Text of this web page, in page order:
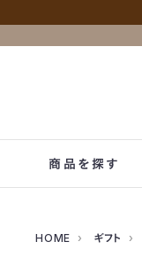
商品を探す
- PIETRO A DAY
HOME › ギフト ›